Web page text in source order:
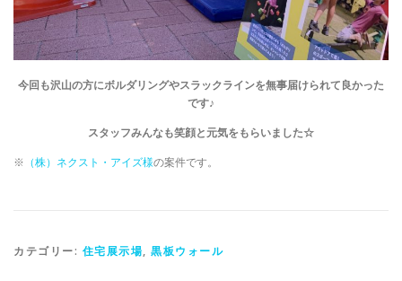
今回も沢山の方にボルダリングやスラックラインを無事届けられて良かった
です♪
スタッフみんなも笑顔と元気をもらいました☆
※ （株）ネクスト・アイズ様の案件です。
カテゴリー: 住宅展示場, 黒板ウォール